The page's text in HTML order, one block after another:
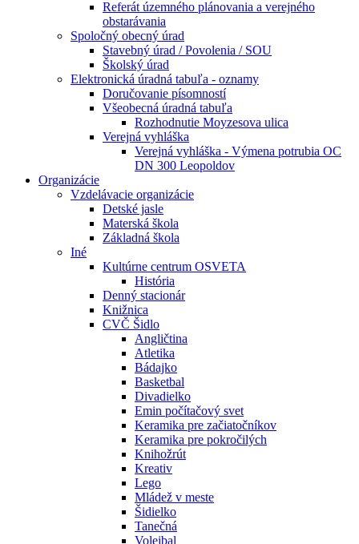
Referát územného plánovania a verejného
obstarávania
Spoločný obecný úrad
Stavebný úrad / Povolenia / SOU
Školský úrad
Elektronická úradná tabuľa - oznamy
Doručovanie písomností
Všeobecná úradná tabuľa
Rozhodnutie Moyzesova ulica
Verejná vyhláška
Verejná vyhláška - Výmena potrubia OC
DN 300 Leopoldov
Organizácie
Vzdelávacie organizácie
Detské jasle
Materská škola
Základná škola
Iné
Kultúrne centrum OSVETA
História
Denný stacionár
Knižnica
CVČ Šidlo
Angličtina
Atletika
Bádajko
Basketbal
Divadielko
Emin počítačový svet
Keramika pre začiatočníkov
Keramika pre pokročilých
Knihožrút
Kreativ
Lego
Mládež v meste
Šidielko
Tanečná
Volejbal